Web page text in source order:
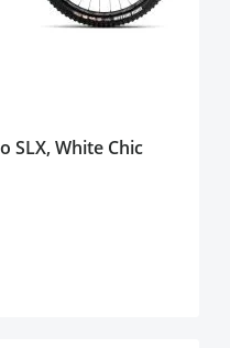
SLX, White Chic